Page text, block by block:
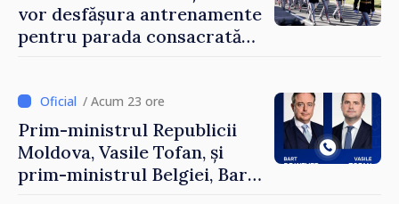
vor desfășura antrenamente
pentru parada consacrată
/ Acum 23 ore
Prim-ministrul Republicii
Moldova, Vasile Tofan, și
prim-ministrul Belgiei, Bart